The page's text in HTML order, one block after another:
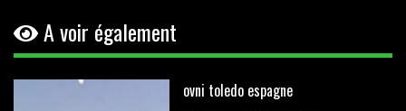
A voir également
ovni toledo espagne